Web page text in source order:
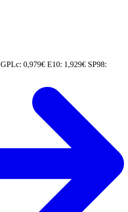
GPLc: 0,979€ E10: 1,929€ SP98: